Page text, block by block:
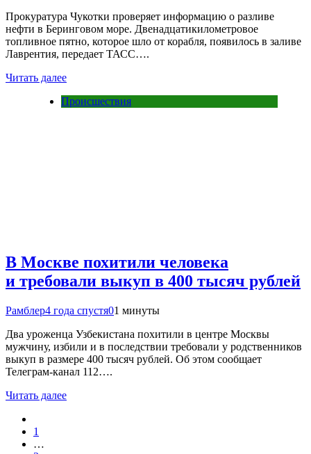
Прокуратура Чукотки проверяет информацию о разливе
нефти в Беринговом море. Двенадцатикилометровое
топливное пятно, которое шло от корабля, появилось в заливе
Лаврентия, передает ТАСС….
Читать далее
Происшествия
В Москве похитили человека
и требовали выкуп в 400 тысяч рублей
Рамблер4 года спустя01 минуты
Два уроженца Узбекистана похитили в центре Москвы
мужчину, избили и в последствии требовали у родственников
выкуп в размере 400 тысяч рублей. Об этом сообщает
Телеграм-канал 112….
Читать далее
1
…